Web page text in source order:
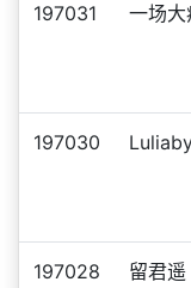
197031 一场大
197030
197028 留君遥